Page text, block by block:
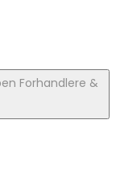
Forhandlere &